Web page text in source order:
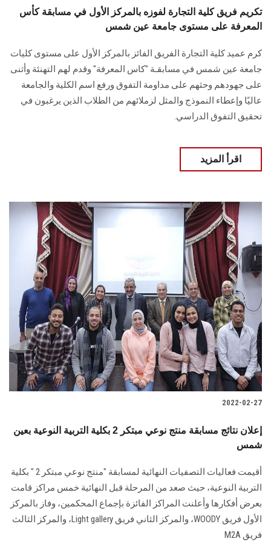
تكريم فريق كلية التجارة لفوزه بالمركز الأول في مسابقة كأس
المعرفة على مستوى جامعة عين شمس
كرم عميد كلية التجارة الفريق الفائز بالمركز الأول على مستوى كليات
جامعة عين شمس في مسابقـة "كاس المعرفة" وقدم لهم التهنئة وأثنى
على جهودهم وحثهم على مداومة التفوق ورفع اسم الكلية والجامعة
عاليًا وإعطاء النموذج والمثل لزملائهم من الطلاب الذين يرغبون في
تحقيق التفوق الدراسي.
اقرأ المزيد
2022-02-27
إعلان نتائج مسابقة منتج نوعي مبتكر 2 بكلية التربية النوعية بعين
شمس
أقيمت فعاليات التصفيات النهائية لمسابقة "منتج نوعي مبتكر 2 " بكلية
التربية النوعية، حيث صعد من المرحلة قبل النهائية خمس مراكز قامت
بعرض أفكارها وأعلنت المراكز الفائزة بإجماع المحكمين، وفاز بالمركز
الأول فريق WOODY، والمركز الثاني فريق Light gallery، والمركز الثالث
فريق M2A